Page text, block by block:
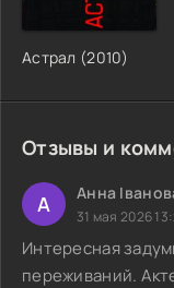
Астрал (2010)
Отзывы и
А Анна
31 мая 2026
Интересная
переживаний.